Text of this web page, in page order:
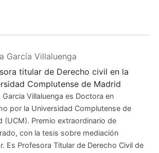
García Villaluenga
titular de Derecho civil en la
Complutense de Madrid
Garcia Villaluenga es Doctora en
por la Universidad Complutense de
(UCM). Premio extraordinario de
con la tesis sobre mediación
Es Profesora Titular de Derecho Civil de